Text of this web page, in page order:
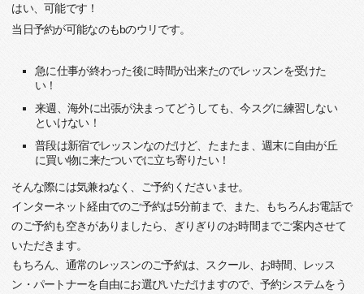
はい、可能です！
当日予約が可能なのもbのウリです。
急に仕事が終わった後に時間が出来たのでレッスンを受けた
い！
来週、海外に出張が決まってどうしても、今スグに練習しない
といけない！
普段は新宿でレッスンなのだけど、たまたま、週末に自由が丘
に買い物に来たついでに立ち寄りたい！
そんな際には気兼ねなく、ご予約くださいませ。
インターネット経由でのご予約は5分前まで、また、もちろんお電話で
のご予約も空きがありましたら、ぎりぎりのお時間までご案内させて
いただきます。
もちろん、通常のレッスンのご予約は、スクール、お時間、レッス
ン・パートナーを自由にお選びいただけますので、予約システムをう